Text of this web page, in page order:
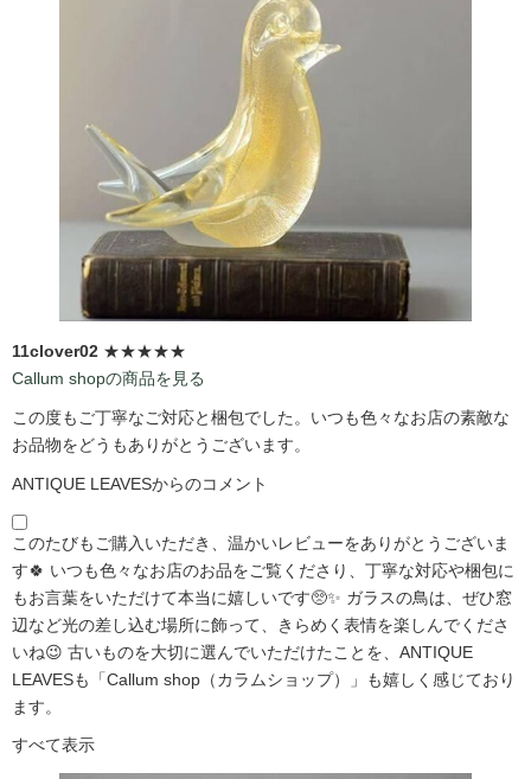
11clover02 ★★★★★
Callum shopの商品を見る
この度もご丁寧なご対応と梱包でした。いつも色々なお店の素敵な
お品物をどうもありがとうございます。
ANTIQUE LEAVESからのコメント
このたびもご購入いただき、温かいレビューをありがとうございま
す🍀 いつも色々なお店のお品をご覧くださり、丁寧な対応や梱包に
もお言葉をいただけて本当に嬉しいです🥺✨ ガラスの鳥は、ぜひ窓
辺など光の差し込む場所に飾って、きらめく表情を楽しんでくださ
いね😉 古いものを大切に選んでいただけたことを、ANTIQUE
LEAVESも「Callum shop（カラムショップ）」も嬉しく感じており
ます。
すべて表示